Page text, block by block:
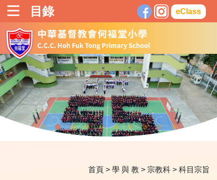
目錄 eClass
首頁 > 學 與 教 > 宗教科 > 科目宗旨